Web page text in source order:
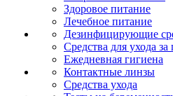
Здоровое питание
Лечебное питание
Дезинфицирующие
Средства для ухода за
Ежедневная гигиена
Контактные линзы
Средства ухода